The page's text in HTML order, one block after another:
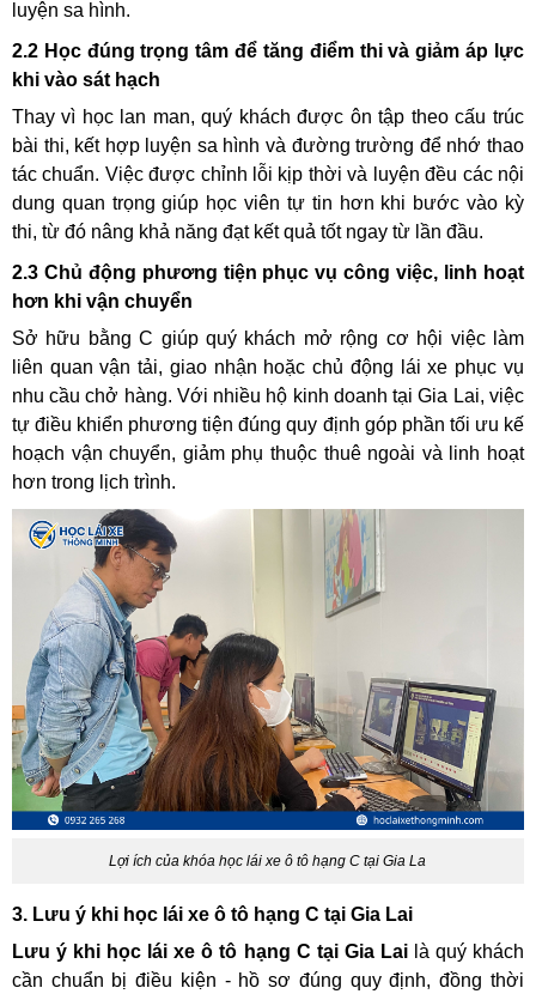
luyện sa hình.
2.2 Học đúng trọng tâm để tăng điểm thi và giảm áp lực
khi vào sát hạch
Thay vì học lan man, quý khách được ôn tập theo cấu trúc
bài thi, kết hợp luyện sa hình và đường trường để nhớ thao
tác chuẩn. Việc được chỉnh lỗi kịp thời và luyện đều các nội
dung quan trọng giúp học viên tự tin hơn khi bước vào kỳ
thi, từ đó nâng khả năng đạt kết quả tốt ngay từ lần đầu.
2.3 Chủ động phương tiện phục vụ công việc, linh hoạt
hơn khi vận chuyển
Sở hữu bằng C giúp quý khách mở rộng cơ hội việc làm
liên quan vận tải, giao nhận hoặc chủ động lái xe phục vụ
nhu cầu chở hàng. Với nhiều hộ kinh doanh tại Gia Lai, việc
tự điều khiển phương tiện đúng quy định góp phần tối ưu kế
hoạch vận chuyển, giảm phụ thuộc thuê ngoài và linh hoạt
hơn trong lịch trình.
Lợi ích của khóa học lái xe ô tô hạng C tại Gia La
3. Lưu ý khi học lái xe ô tô hạng C tại Gia Lai
Lưu ý khi học lái xe ô tô hạng C tại Gia Lai là quý khách
cần chuẩn bị điều kiện - hồ sơ đúng quy định, đồng thời